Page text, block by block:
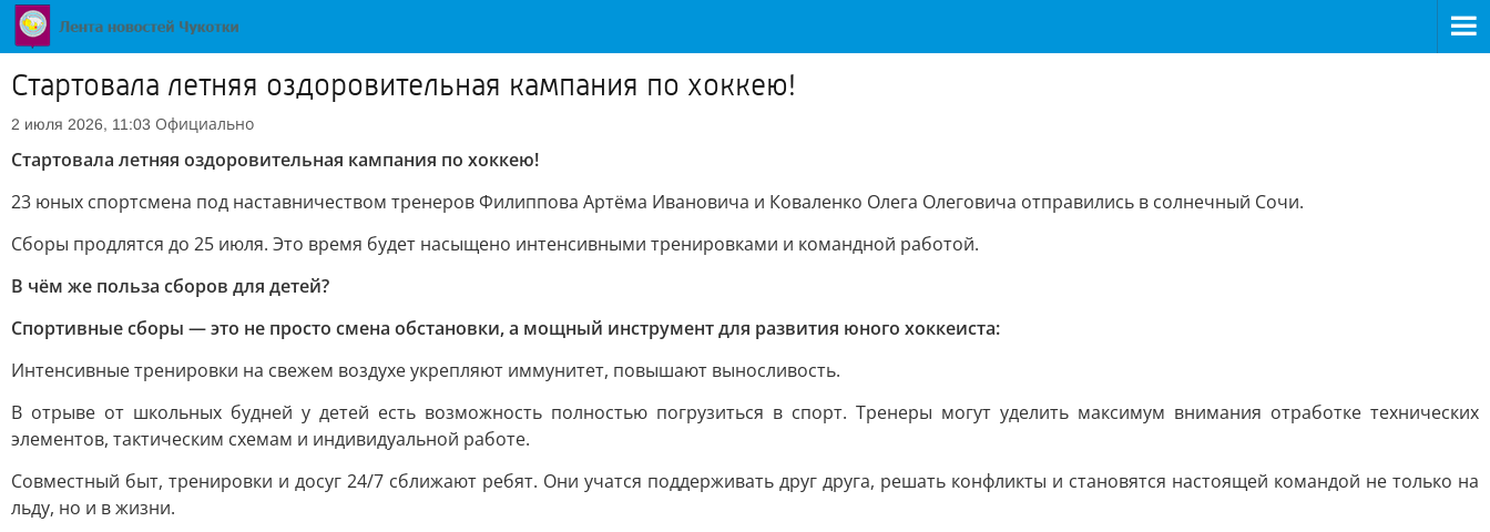
Стартовала летняя оздоровительная кампания по хоккею!
2 июля 2026, 11:03 Официально
Стартовала летняя оздоровительная кампания по хоккею!
23 юных спортсмена под наставничеством тренеров Филиппова Артёма Ивановича и Коваленко Олега Олеговича отправились в солнечный Сочи.
Сборы продлятся до 25 июля. Это время будет насыщено интенсивными тренировками и командной работой.
В чём же польза сборов для детей?
Спортивные сборы — это не просто смена обстановки, а мощный инструмент для развития юного хоккеиста:
Интенсивные тренировки на свежем воздухе укрепляют иммунитет, повышают выносливость.
В отрыве от школьных будней у детей есть возможность полностью погрузиться в спорт. Тренеры могут уделить максимум внимания отработке технических
элементов, тактическим схемам и индивидуальной работе.
Совместный быт, тренировки и досуг 24/7 сближают ребят. Они учатся поддерживать друг друга, решать конфликты и становятся настоящей командой не только на
льду, но и в жизни.